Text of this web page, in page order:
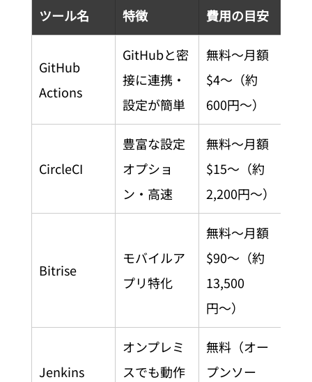
ツール名 特徴 費用の目安
GitHub
Actions
GitHubと密
接に連携・
設定が簡単
無料〜月額
$4〜（約
600円〜）
CircleCI
豊富な設定
オプショ
ン・高速
無料〜月額
$15〜（約
2,200円〜）
Bitrise
モバイルア
プリ特化
無料〜月額
$90〜（約
13,500
円〜）
Jenkins
オンプレミ
スでも動作
無料（オー
プンソー